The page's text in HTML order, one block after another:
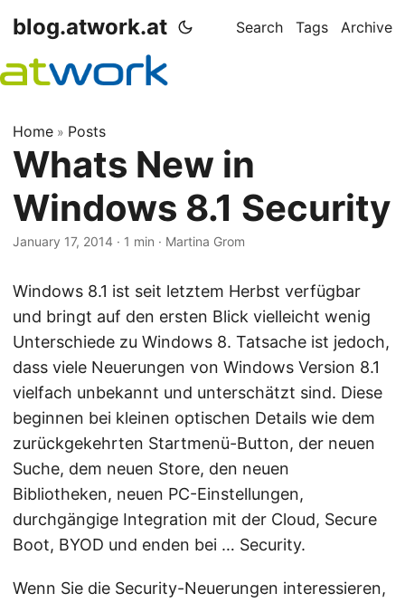
blog.atwork.at Search Tags Archive
Home » Posts
Whats New in
Windows 8.1 Security
January 17, 2014 · 1 min · Martina Grom
Windows 8.1 ist seit letztem Herbst verfügbar
und bringt auf den ersten Blick vielleicht wenig
Unterschiede zu Windows 8. Tatsache ist jedoch,
dass viele Neuerungen von Windows Version 8.1
vielfach unbekannt und unterschätzt sind. Diese
beginnen bei kleinen optischen Details wie dem
zurückgekehrten Startmenü-Button, der neuen
Suche, dem neuen Store, den neuen
Bibliotheken, neuen PC-Einstellungen,
durchgängige Integration mit der Cloud, Secure
Boot, BYOD und enden bei … Security.
Wenn Sie die Security-Neuerungen interessieren,